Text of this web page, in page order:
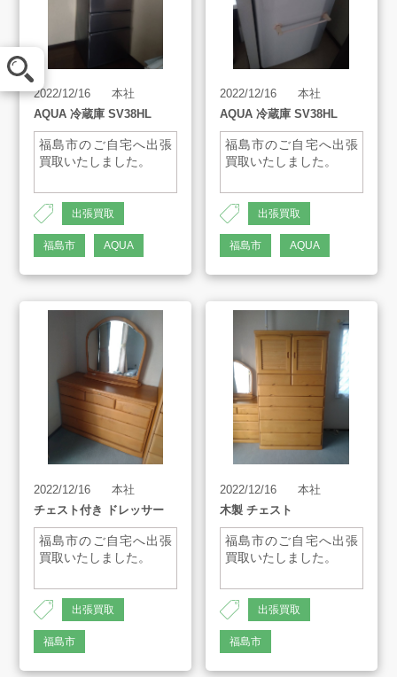
メール査定
LINE査定
買取方法
買取アイテム
お客様の声
よくあるご質問
スタッフインタビュー
店舗案内
販売のご案内
お知らせ
2022/12/16
本社
AQUA 冷蔵庫 SV38HL
福島市のご自宅へ出張
買取いたしました。
AH-1419出張買取
福島市 AQUA
2022/12/16
本社
AQUA 冷蔵庫 SV38HL
福島市のご自宅へ出張
買取いたしました。
AH-1419出張買取
福島市 AQUA
2022/12/16
本社
チェスト付き ドレッサー
福島市のご自宅へ出張
買取いたしました。
AH-1419出張買取
福島市
2022/12/16
本社
木製 チェスト
福島市のご自宅へ出張
買取いたしました。
AH-1419出張買取
福島市